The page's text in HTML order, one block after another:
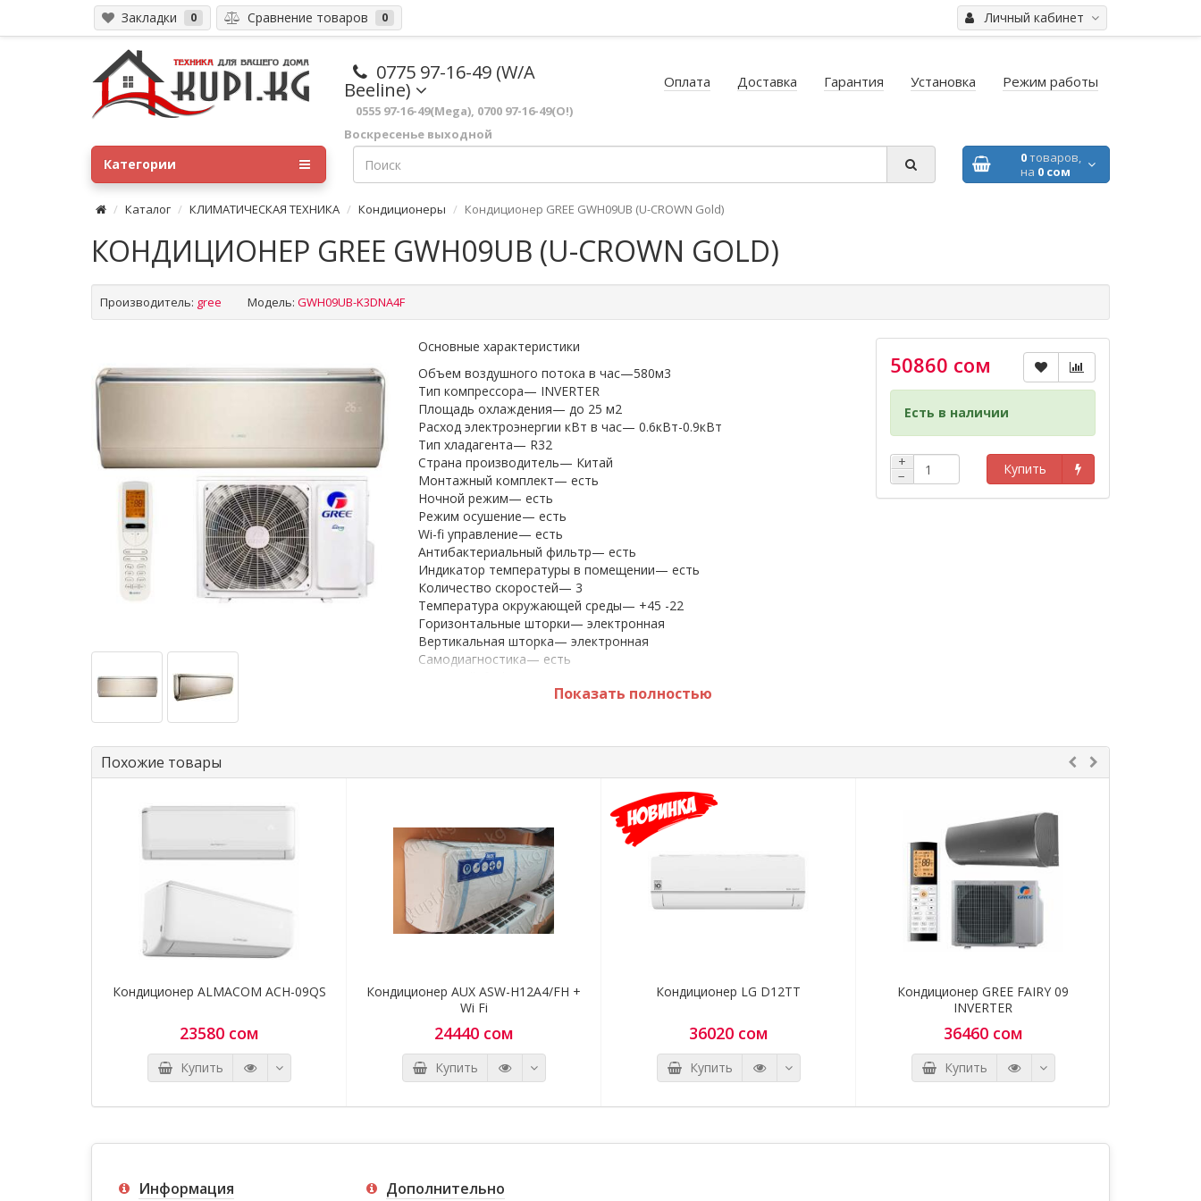
Личный кабинет
Закладки 0 Сравнение товаров 0
0775 97-16-49 (W/A
Beeline)
0555 97-16-49(Mega), 0700 97-16-49(O!)
Воскресенье выходной
Оплата Доставка Гарантия Установка Режим работы
0товаров,
на 0 сом
Категории
Каталог КЛИМАТИЧЕСКАЯ ТЕХНИКА Кондиционеры Кондиционер GREE GWH09UB (U-CROWN Gold)
КОНДИЦИОНЕР GREE GWH09UB (U-CROWN GOLD)
Производитель: gree Модель: GWH09UB-K3DNA4F
Основные характеристики
Объем воздушного потока в час—580м3
Тип компрессора— INVERTER
Площадь охлаждения— до 25 м2
Расход электроэнергии кВт в час— 0.6кВт-0.9кВт
Тип хладагента— R32
Страна производитель— Китай
Монтажный комплект— есть
Ночной режим— есть
Режим осушение— есть
Wi-fi управление— есть
Антибактериальный фильтр— есть
Индикатор температуры в помещении— есть
Количество скоростей— 3
Температура окружающей среды— +45 -22
Горизонтальные шторки— электронная
Вертикальная шторка— электронная
Самодиагностика— есть
фирмой-производителем без предварительного
уведомления (в зависимости от страны производителя и
страны продажи). Во избежание проблем свяжитесь с
нашими консультантами.
*** Если вы заметили ошибку в описании, пожалуйста, сообщите
нам по адресу:kupi.kg@mail.ru либо по тел.:
16 49
Показать полностью
50860 сом
Есть в наличии
+
−
Купить
Похожие товары
Кондиционер ALMACOM ACH-09QS
23580 сом
Купить
Кондиционер AUX ASW-H12A4/FH +
Wi Fi
24440 сом
Купить
Кондиционер LG D12TT
36020 сом
Купить
Кондиционер GREE FAIRY 09
INVERTER
36460 сом
Купить
Информация Дополнительно